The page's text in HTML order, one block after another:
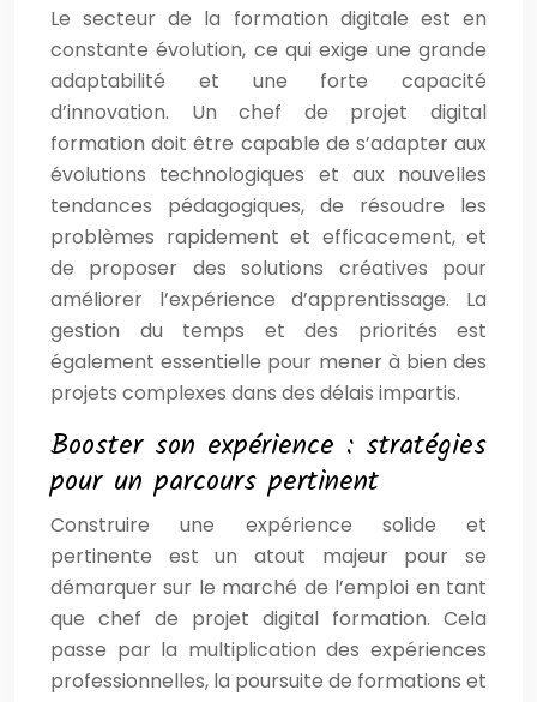
Le secteur de la formation digitale est en
constante évolution, ce qui exige une grande
adaptabilité et une forte capacité
d’innovation. Un chef de projet digital
formation doit être capable de s’adapter aux
évolutions technologiques et aux nouvelles
tendances pédagogiques, de résoudre les
problèmes rapidement et efficacement, et
de proposer des solutions créatives pour
améliorer l’expérience d’apprentissage. La
gestion du temps et des priorités est
également essentielle pour mener à bien des
projets complexes dans des délais impartis.
Booster son expérience : stratégies
pour un parcours pertinent
Construire une expérience solide et
pertinente est un atout majeur pour se
démarquer sur le marché de l’emploi en tant
que chef de projet digital formation. Cela
passe par la multiplication des expériences
professionnelles, la poursuite de formations et